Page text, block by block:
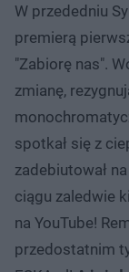
W przededniu
premierą
"Zabiorę nas".
zmianę,
spotkał się z
zadebiutował
ciągu zaledwie
na YouTube!
przedostatnim